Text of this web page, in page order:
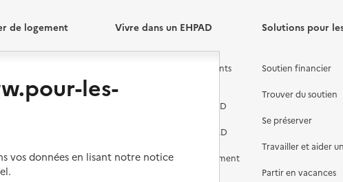
de logement
une résidence avec
pour seniors
accueil familial
Vivre dans un EHPAD
Les différents établissements
Préparer l'entrée en EHPAD
Aides financières en EHPAD
Prévention, accompagnement
Solutions pour
Soutien financier
Trouver du soutien
Se préserver
Travailler et aider
Partir en vacances
les-
vos données en lisant notre notice